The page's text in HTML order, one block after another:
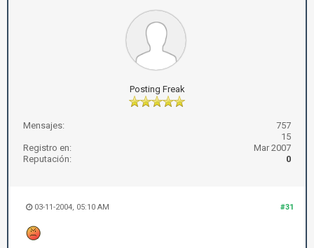
Posting Freak
Mensajes:
757
15
Registro en:
Mar 2007
Reputación:
0
#31
03-11-2004, 05:10 AM